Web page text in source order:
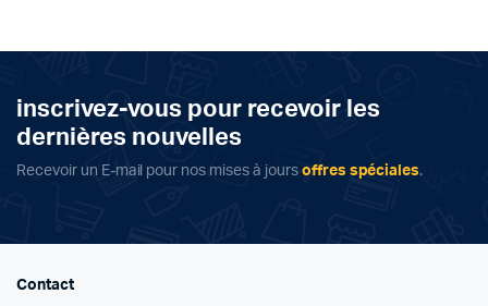
د.ت 199,000.
د.ت 155,000.
inscrivez-vous pour recevoir les
dernières nouvelles
Recevoir un E-mail pour nos mises à jours offres spéciales.
Contact